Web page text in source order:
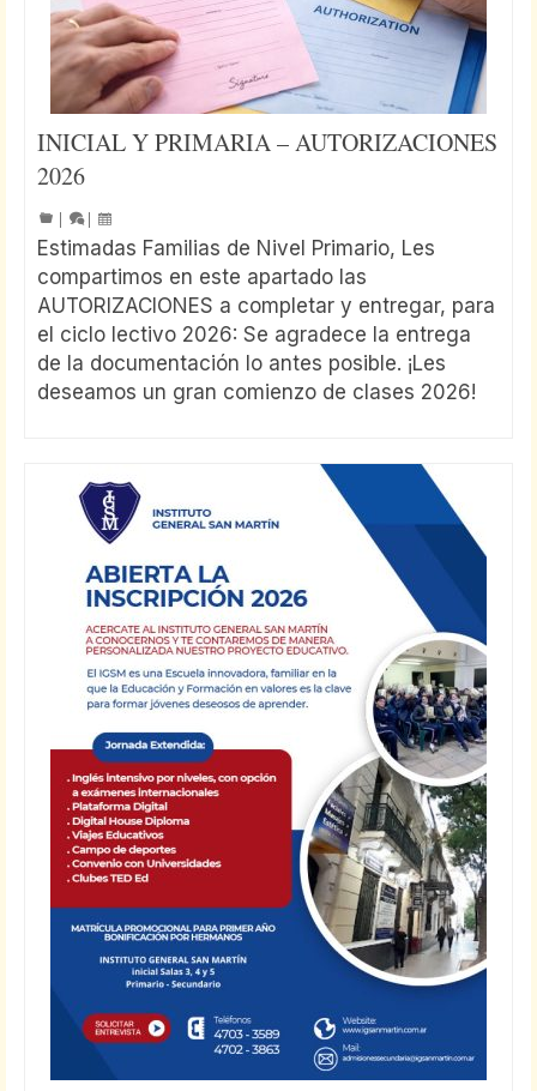
INICIAL Y PRIMARIA – AUTORIZACIONES
2026
Estimadas Familias de Nivel Primario, Les
compartimos en este apartado las
AUTORIZACIONES a completar y entregar, para
el ciclo lectivo 2026: Se agradece la entrega
de la documentación lo antes posible. ¡Les
deseamos un gran comienzo de clases 2026!